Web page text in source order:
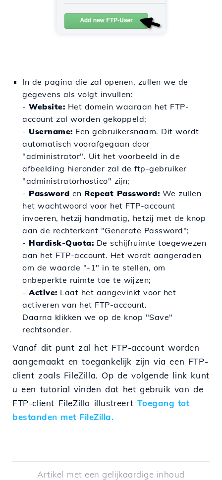
In de pagina die zal openen, zullen we de
gegevens als volgt invullen:
- Website: Het domein waaraan het FTP-
account zal worden gekoppeld;
- Username: Een gebruikersnaam. Dit wordt
automatisch voorafgegaan door
"administrator". Uit het voorbeeld in de
afbeelding hieronder zal de ftp-gebruiker
"administratorhostico" zijn;
- Password en Repeat Password: We zullen
het wachtwoord voor het FTP-account
invoeren, hetzij handmatig, hetzij met de knop
aan de rechterkant "Generate Password";
- Hardisk-Quota: De schijfruimte toegewezen
aan het FTP-account. Het wordt aangeraden
om de waarde "-1" in te stellen, om
onbeperkte ruimte toe te wijzen;
-Active: Laat het aangevinkt voor het
activeren van het FTP-account.
Daarna klikken we op de knop "Save"
rechtsonder.
Vanaf dit punt zal het FTP-account worden
aangemaakt en toegankelijk zijn via een FTP-
client zoals FileZilla. Op de volgende link kunt
u een tutorial vinden dat het gebruik van de
FTP-client FileZilla illustreert Toegang tot
bestanden met FileZilla.
Artikel met een gelijkaardige inhoud